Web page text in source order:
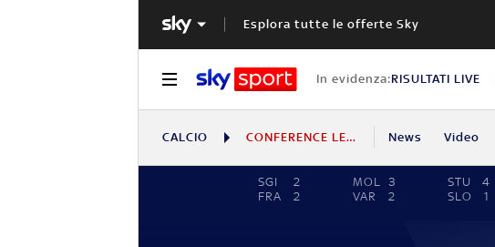
Esplora tutte le offerte Sky
In evidenza:RISULTATI LIVE
CALCIO CONFERENCE LEAGUE News Video
SGI
2
FRA
2
MOL
3
VAR
2
STU
4
SLO
1